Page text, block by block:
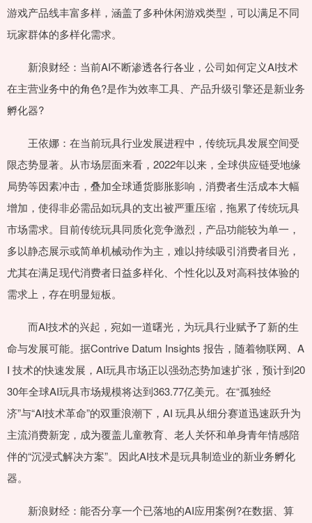
游戏产品线丰富多样，涵盖了多种休闲游戏类型，可以满足不同
玩家群体的多样化需求。
新浪财经：当前AI不断渗透各行各业，公司如何定义AI技术
在主营业务中的角色?是作为效率工具、产品升级引擎还是新业务
孵化器?
王依娜：在当前玩具行业发展进程中，传统玩具发展空间受
限态势显著。从市场层面来看，2022年以来，全球供应链受地缘
局势等因素冲击，叠加全球通货膨胀影响，消费者生活成本大幅
增加，使得非必需品如玩具的支出被严重压缩，拖累了传统玩具
市场需求。目前传统玩具同质化竞争激烈，产品功能较为单一，
多以静态展示或简单机械动作为主，难以持续吸引消费者目光，
尤其在满足现代消费者日益多样化、个性化以及对高科技体验的
需求上，存在明显短板。
而AI技术的兴起，宛如一道曙光，为玩具行业赋予了新的生
命与发展可能。据Contrive Datum Insights 报告，随着物联网、A
I 技术的快速发展，AI玩具市场正以强劲态势加速扩张，预计到20
30年全球AI玩具市场规模将达到363.77亿美元。在“孤独经
济”与“AI技术革命”的双重浪潮下，AI 玩具从细分赛道迅速跃升为
主流消费新宠，成为覆盖儿童教育、老人关怀和单身青年情感陪
伴的“沉浸式解决方案”。因此AI技术是玩具制造业的新业务孵化
器。
新浪财经：能否分享一个已落地的AI应用案例?在数据、算